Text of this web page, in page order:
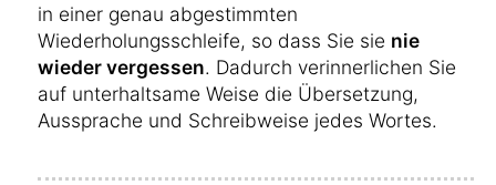
in einer genau abgestimmten
Wiederholungsschleife, so dass Sie sie nie
wieder vergessen. Dadurch verinnerlichen Sie
auf unterhaltsame Weise die Übersetzung,
Aussprache und Schreibweise jedes Wortes.